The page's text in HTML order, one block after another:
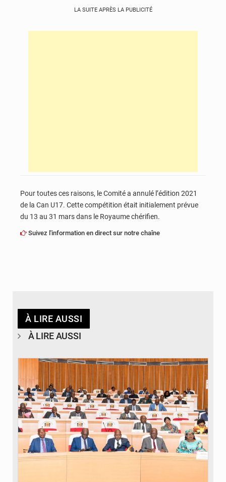
LA SUITE APRÈS LA PUBLICITÉ
Pour toutes ces raisons, le Comité a annulé l’édition 2021
de la Can U17. Cette compétition était initialement prévue
du 13 au 31 mars dans le Royaume chérifien.
Suivez l'information en direct sur notre chaîne
À LIRE AUSSI
À LIRE AUSSI